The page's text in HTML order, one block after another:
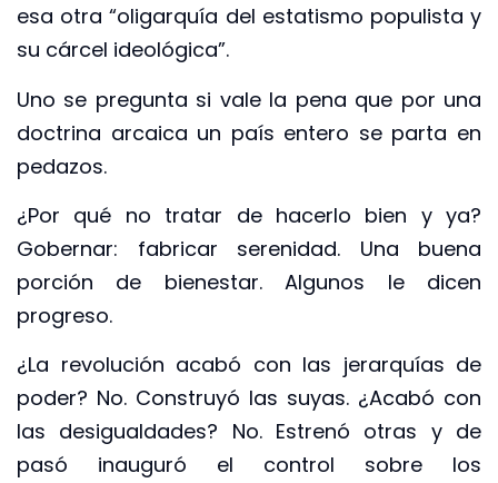
esa otra “oligarquía del estatismo populista y
su cárcel ideológica”.
Uno se pregunta si vale la pena que por una
doctrina arcaica un país entero se parta en
pedazos.
¿Por qué no tratar de hacerlo bien y ya?
Gobernar: fabricar serenidad. Una buena
porción de bienestar. Algunos le dicen
progreso.
¿La revolución acabó con las jerarquías de
poder? No. Construyó las suyas. ¿Acabó con
las desigualdades? No. Estrenó otras y de
pasó inauguró el control sobre los